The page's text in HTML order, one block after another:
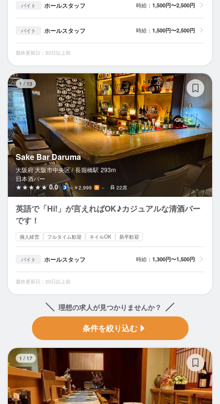
バイト ホールスタッフ 時給： 1,500円〜2,500円
バイト ホールスタッフ 時給： 1,500円〜2,500円
最終更新日：30日以上前
1 / 13
Sake Bar Daruma
大阪府 大阪市中央区 / 長堀橋駅 293m
日本酒バー
0.0 ～￥2,999 － 22席
英語で「Hi!」が言えればOK♪カジュアルな清酒バー
です！
個人経営 フルタイム歓迎 ネイルOK 新卒歓迎
バイト ホールスタッフ 時給： 1,300円〜1,500円
最終更新日：30日以上前
理想の求人が見つかりませんか？
条件を絞り込む
1 / 17